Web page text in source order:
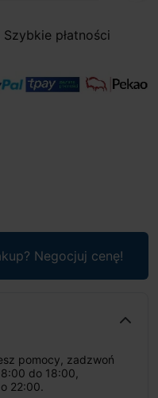
płatności
Negocjuj cenę!
pomocy, zadzwoń
do 18:00,
22:00.